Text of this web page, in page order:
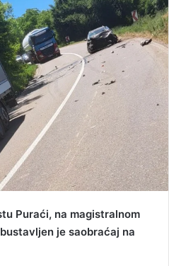
Puraći, na magistralnom
je saobraćaj na